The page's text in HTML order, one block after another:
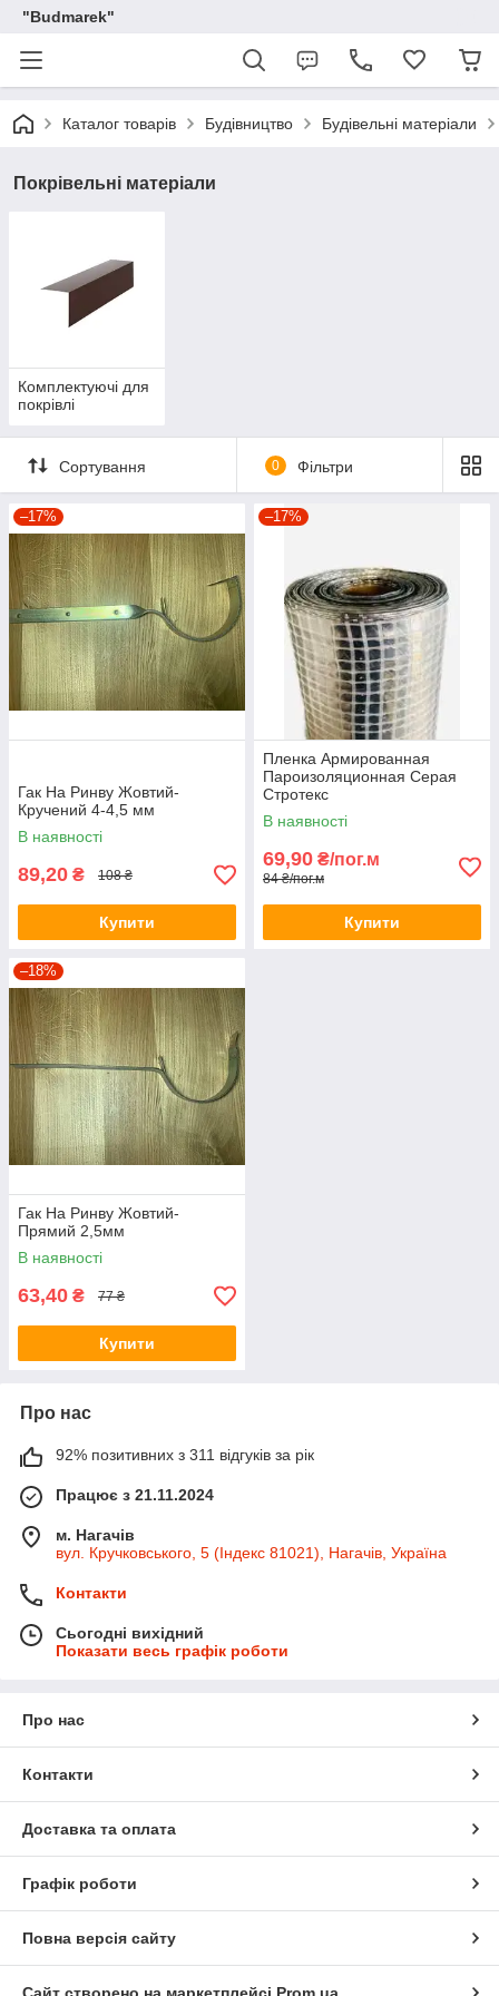
"Budmarek"
Каталог товарів Будівництво Будівельні матеріали
Покрівельні матеріали
Комплектуючі для
покрівлі
Сортування 0 Фільтри
–17%
Гак На Ринву Жовтий-
Кручений 4-4,5 мм
В наявності
89,20 ₴ 108 ₴
Купити
–17%
Пленка Армированная
Пароизоляционная Серая
Стротекс
В наявності
69,90 ₴/пог.м
84 ₴/пог.м
Купити
–18%
Гак На Ринву Жовтий-
Прямий 2,5мм
В наявності
63,40 ₴ 77 ₴
Купити
Про нас
92% позитивних з 311 відгуків за рік
Працює з 21.11.2024
м. Нагачів
вул. Кручковського, 5 (Індекс 81021), Нагачів, Україна
Контакти
Сьогодні вихідний
Показати весь графік роботи
Про нас
Контакти
Доставка та оплата
Графік роботи
Повна версія сайту